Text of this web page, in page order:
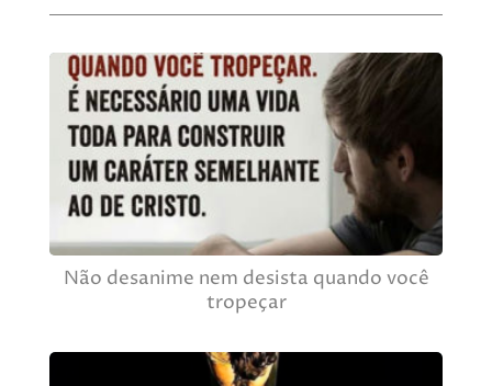
Não desanime nem desista quando você
tropeçar